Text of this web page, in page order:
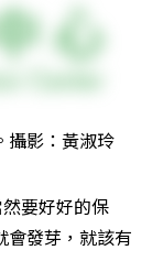
攝影：黃淑玲
要好好的保
會發芽，就該有